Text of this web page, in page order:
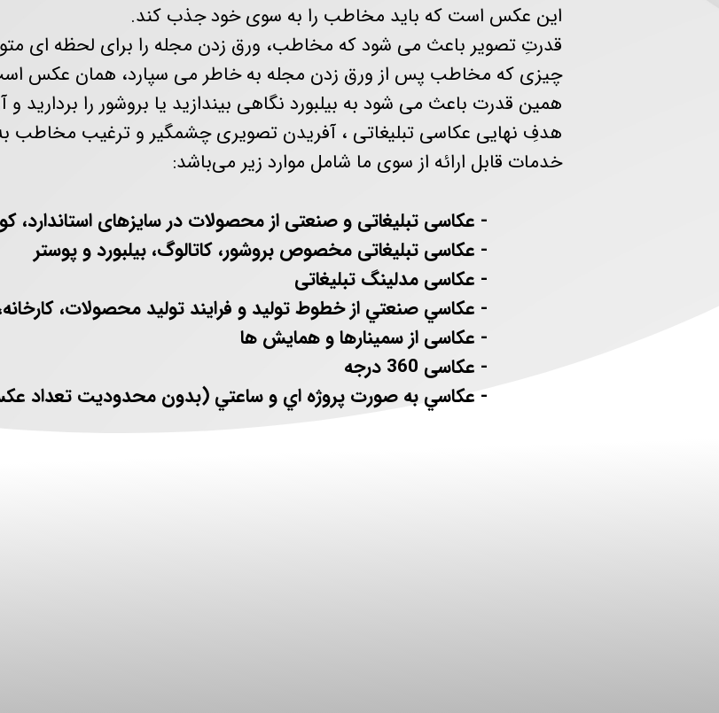
این عکس است که باید مخاطب را به سوی خود جذب کند.
قدرتِ تصویر باعث می ‌شود که مخاطب، ورق زدن مجله را برای لحظه‌ ای
چیزی که مخاطب پس از ورق زدن مجله به خاطر می ‌سپارد، همان عکس
همین قدرت باعث می ‌شود به بیلبورد نگاهی بیندازید یا بروشور را بردارید و
هدفِ نهایی عکاسی تبلیغاتی ، آفریدن تصویری چشمگیر و ترغیب مخاطب
خدمات قابل ارائه از سوی ما شامل موارد زیر می‌باشد:
- عکاسی تبلیغاتی و صنعتی از محصولات در سایزهای استاندارد،
- عکاسی تبلیغاتی مخصوص بروشور، کاتالوگ، بیلبورد و پوستر
- عکاسی مدلینگ تبلیغاتی
- عكاسي صنعتي از خطوط توليد و فرايند توليد محصولات، كارخانه،
- عکاسی از سمینارها و همایش ها
- عکاسی 360 درجه
- عكاسي به صورت پروژه اي و ساعتي (بدون محدوديت تعداد